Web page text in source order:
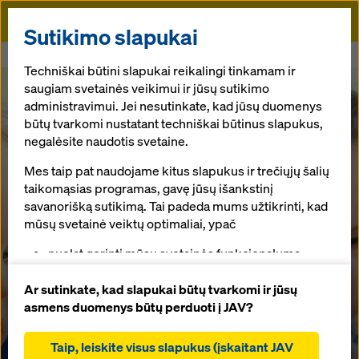
Doka
Darnus darbo ir šeiminio gyvenimo balansas
Sutikimo slapukai
Techniškai būtini slapukai reikalingi tinkamam ir
saugiam svetainės veikimui ir jūsų sutikimo
administravimui. Jei nesutinkate, kad jūsų duomenys
būtų tvarkomi nustatant techniškai būtinus slapukus,
negalėsite naudotis svetaine.
Mes taip pat naudojame kitus slapukus ir trečiųjų šalių
taikomąsias programas, gavę jūsų išankstinį
savanorišką sutikimą. Tai padeda mums užtikrinti, kad
mūsų svetainė veiktų optimaliai, ypač
nuolat gerinti mūsų svetainės funkcionalumą
padėti sklandžiam pirkimo procesui naudojantis
„Doka“ internetine parduotuve (funkciniai ir
teikti jums, kaip naudotojui, tinkamą reklamą tam
Ar sutinkate, kad slapukai būtų tvarkomi ir jūsų
asmens duomenys būtų perduoti į JAV?
Taip, leiskite visus slapukus (įskaitant JAV